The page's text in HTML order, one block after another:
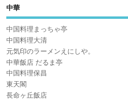
中華
中国料理まっちゃ亭
中国料理大清
元気印のラーメンえにしや。
中華飯店 だるま亭
中国料理保昌
東天閣
長命ヶ丘飯店